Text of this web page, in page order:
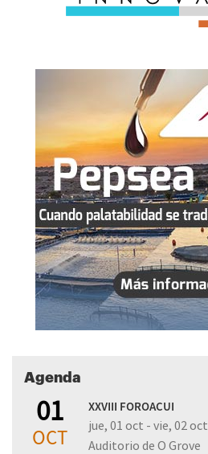
Agenda
01
OCT
XXVIII FOROACUI
jue, 01 oct - vie, 02 oct
Auditorio de O Grove